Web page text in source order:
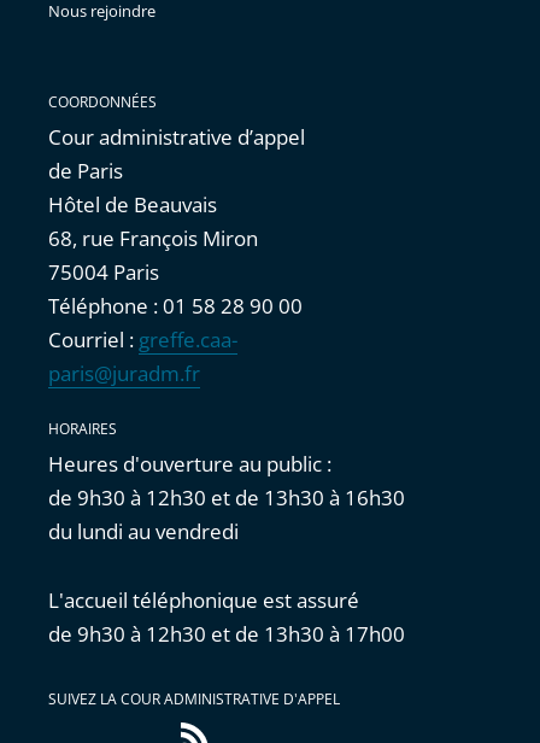
Nous rejoindre
COORDONNÉES
Cour administrative d’appel
de Paris
Hôtel de Beauvais
68, rue François Miron
75004 Paris
Téléphone : 01 58 28 90 00
Courriel : greffe.caa-
paris@juradm.fr
HORAIRES
Heures d'ouverture au public :
de 9h30 à 12h30 et de 13h30 à 16h30
du lundi au vendredi
L'accueil téléphonique est assuré
de 9h30 à 12h30 et de 13h30 à 17h00
SUIVEZ LA COUR ADMINISTRATIVE D'APPEL
Flux